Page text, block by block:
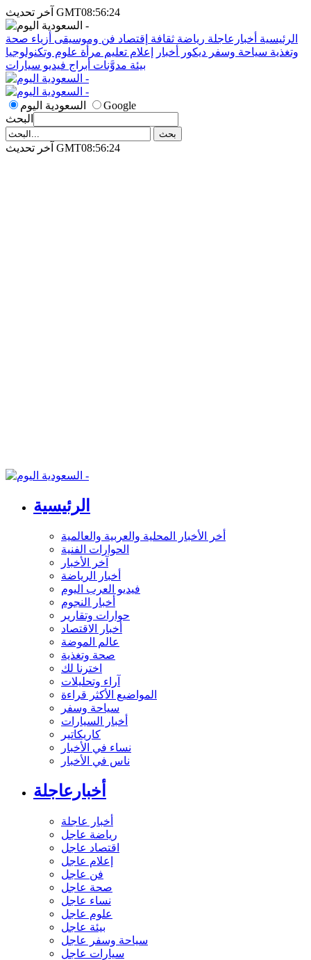
آخر تحديث GMT08:56:24
الرئيسية أخبارعاجلة رياضة ثقافة إقتصاد فن وموسيقى أزياء صحة
وتغذية سياحة وسفر ديكور أخبار إعلام تعليم مرأة علوم وتكنولوجيا
بيئة مدوَّنات أبراج فيديو سيارات
السعودية اليوم
Google
البحث
آخر تحديث GMT08:56:24
الرئيسية
أخر الأخبار المحلية والعربية والعالمية
الحوارات الفنية
آخر الأخبار
أخبار الرياضة
فيديو العرب اليوم
أخبار النجوم
حوارات وتقارير
أخبار الاقتصاد
عالم الموضة
صحة وتغذية
اخترنا لك
آراء وتحليلات
المواضيع الأكثر قراءة
سياحة وسفر
أخبار السيارات
كاريكاتير
نساء في الأخبار
ناس في الأخبار
أخبارعاجلة
أخبار عاجلة
رياضة عاجل
اقتصاد عاجل
إعلام عاجل
فن عاجل
صحة عاجل
نساء عاجل
علوم عاجل
بيئة عاجل
سياحة وسفر عاجل
سيارات عاجل